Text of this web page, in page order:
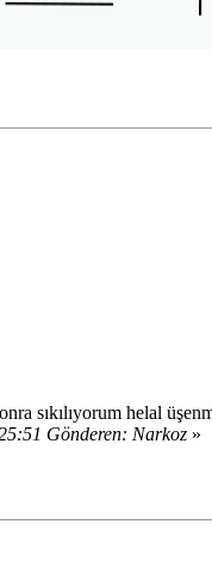
sıkılıyorum helal
Gönderen: Narkoz »